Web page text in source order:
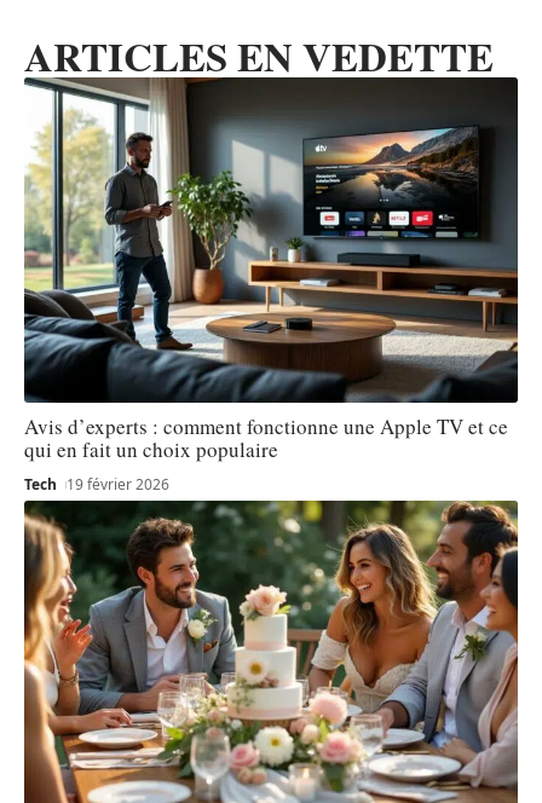
ARTICLES EN VEDETTE
Avis d’experts : comment fonctionne une Apple TV et ce
qui en fait un choix populaire
Tech 19 février 2026